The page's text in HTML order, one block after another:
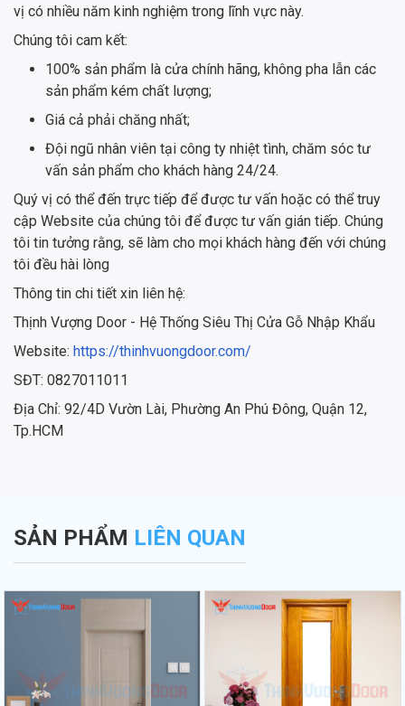
vị có nhiều năm kinh nghiệm trong lĩnh vực này.
Chúng tôi cam kết:
100% sản phẩm là cửa chính hãng, không pha lẫn các
sản phẩm kém chất lượng;
Giá cả phải chăng nhất;
Đội ngũ nhân viên tại công ty nhiệt tình, chăm sóc tư
vấn sản phẩm cho khách hàng 24/24.
Quý vị có thể đến trực tiếp để được tư vấn hoặc có thể truy
cập Website của chúng tôi để được tư vấn gián tiếp. Chúng
tôi tin tưởng rằng, sẽ làm cho mọi khách hàng đến với chúng
tôi đều hài lòng
Thông tin chi tiết xin liên hệ:
Thịnh Vượng Door - Hệ Thống Siêu Thị Cửa Gỗ Nhập Khẩu
Website: https://thinhvuongdoor.com/
SĐT: 0827011011
Địa Chỉ: 92/4D Vườn Lài, Phường An Phú Đông, Quận 12,
Tp.HCM
SẢN PHẨM LIÊN QUAN